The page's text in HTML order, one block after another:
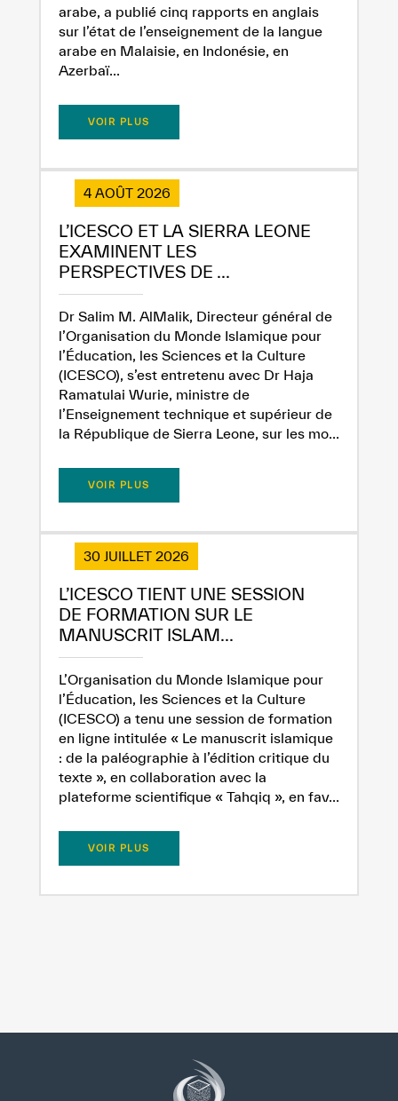
✪
✪ ✪
✪ ✪ ✪
✪ ✪ ✪ ✪
✪ ✪ ✪ ✪ ✪
Extremely
Dissatisfied
Extremely
Satisfied
arabe, a publié cinq rapports en anglais
sur l’état de l’enseignement de la langue
arabe en Malaisie, en Indonésie, en
Azerbaï...
VOIR PLUS
4 AOÛT 2026
L’ICESCO ET LA SIERRA LEONE
EXAMINENT LES
PERSPECTIVES DE ...
Dr Salim M. AlMalik, Directeur général de
l’Organisation du Monde Islamique pour
l’Éducation, les Sciences et la Culture
(ICESCO), s’est entretenu avec Dr Haja
Ramatulai Wurie, ministre de
l’Enseignement technique et supérieur de
la République de Sierra Leone, sur les mo...
VOIR PLUS
30 JUILLET 2026
L’ICESCO TIENT UNE SESSION
DE FORMATION SUR LE
MANUSCRIT ISLAM...
L’Organisation du Monde Islamique pour
l’Éducation, les Sciences et la Culture
(ICESCO) a tenu une session de formation
en ligne intitulée « Le manuscrit islamique
: de la paléographie à l’édition critique du
texte », en collaboration avec la
plateforme scientifique « Tahqiq », en fav...
VOIR PLUS